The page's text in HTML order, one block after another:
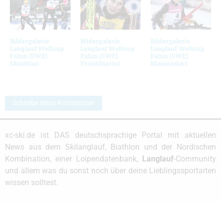
Bildergalerie
Langlauf Weltcup
Falun (SWE)
Skiathlon
Bildergalerie
Langlauf Weltcup
Falun (SWE)
Freistilsprint
Bildergalerie
Langlauf Weltcup
Falun (SWE)
Massenstart
Schreibe einen Kommentar
xc-ski.de ist DAS deutschsprachige Portal mit aktuellen
News aus dem Skilanglauf, Biathlon und der Nordischen
Kombination, einer Loipendatenbank,
Langlauf-Community
und allem was du sonst noch über deine Lieblingssportarten
wissen solltest.